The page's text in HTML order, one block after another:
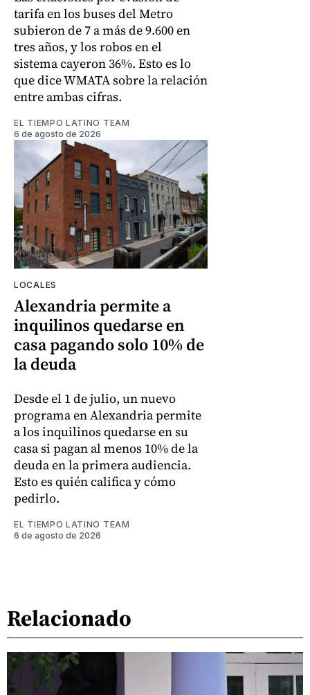
tarifa en los buses del Metro
subieron de 7 a más de 9.600 en
tres años, y los robos en el
sistema cayeron 36%. Esto es lo
que dice WMATA sobre la relación
entre ambas cifras.
EL TIEMPO LATINO TEAM
6 de agosto de 2026
LOCALES
Alexandria permite a
inquilinos quedarse en
casa pagando solo 10% de
la deuda
Desde el 1 de julio, un nuevo
programa en Alexandria permite
a los inquilinos quedarse en su
casa si pagan al menos 10% de la
deuda en la primera audiencia.
Esto es quién califica y cómo
pedirlo.
EL TIEMPO LATINO TEAM
6 de agosto de 2026
Relacionado